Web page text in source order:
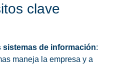
clave
de información:
maneja la empresa y a